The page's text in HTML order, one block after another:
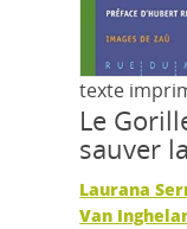
texte
Le
sauver
Laurana
Van